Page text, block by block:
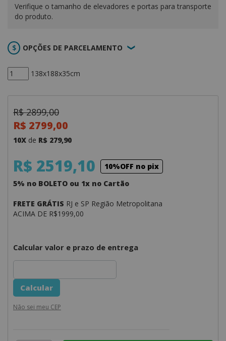
138x188x35cm
Verifique o tamanho de elevadores e portas para transporte
do produto.
OPÇÕES DE PARCELAMENTO
R$ 2899,00
R$ 2799,00
10X de R$ 279,90
R$ 2519,10
10%OFF no pix
5% no BOLETO ou 1x no Cartão
FRETE GRÁTIS RJ e SP Região Metropolitana
ACIMA DE R$1999,00
Calcular valor e prazo de entrega
Não sei meu CEP